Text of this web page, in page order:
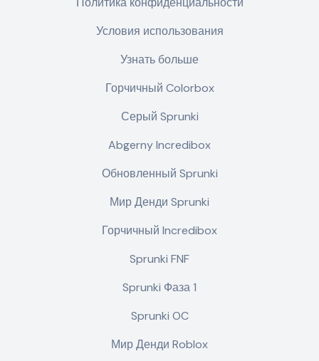
Условия использования
Узнать больше
Горчичный Colorbox
Серый Sprunki
Abgerny Incredibox
Обновленный Sprunki
Мир Денди Sprunki
Горчичный Incredibox
Sprunki FNF
Sprunki Фаза 1
Sprunki OC
Мир Денди Roblox